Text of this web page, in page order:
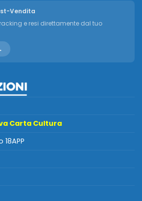
Vendita
e resi direttamente dal tuo
Carta Cultura